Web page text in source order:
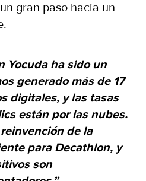
gran paso hacia un
Yocuda ha sido un
generado más de 17
digitales, y las tasas
están por las nubes.
de la
para Decathlon, y
son